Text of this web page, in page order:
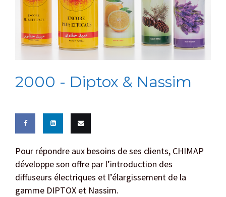
2000 - Diptox & Nassim
on
Facebook
on
LinkedIn
this
Pour répondre aux besoins de ses clients, CHIMAP
développe son offre par l’introduction des
diffuseurs électriques et l’élargissement de la
gamme DIPTOX et Nassim.